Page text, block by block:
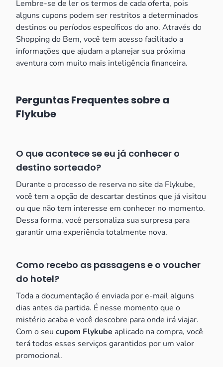
Lembre-se de ler os termos de cada oferta, pois
alguns cupons podem ser restritos a determinados
destinos ou períodos específicos do ano. Através do
Shopping do Bem, você tem acesso facilitado a
informações que ajudam a planejar sua próxima
aventura com muito mais inteligência financeira.
Perguntas Frequentes sobre a
Flykube
O que acontece se eu já conhecer o
destino sorteado?
Durante o processo de reserva no site da Flykube,
você tem a opção de descartar destinos que já visitou
ou que não tem interesse em conhecer no momento.
Dessa forma, você personaliza sua surpresa para
garantir uma experiência totalmente nova.
Como recebo as passagens e o voucher
do hotel?
Toda a documentação é enviada por e-mail alguns
dias antes da partida. É nesse momento que o
mistério acaba e você descobre para onde irá viajar.
Com o seu cupom Flykube aplicado na compra, você
terá todos esses serviços garantidos por um valor
promocional.